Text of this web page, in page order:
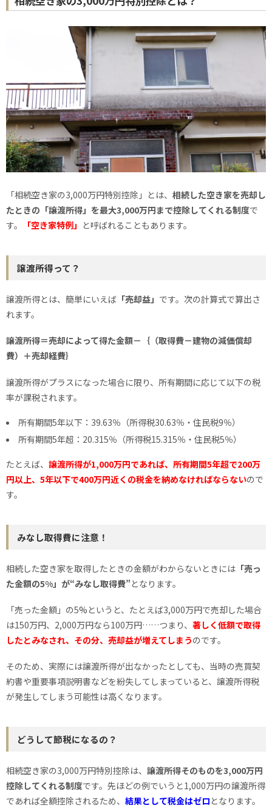
「相続空き家の3,000万円特別控除」とは、 相続した空き家を売却し
たときの「譲渡所得」を最大3,000万円まで控除してくれる制度で
す。
「空き家特例」 と呼ばれることもあります。
譲渡所得って？
譲渡所得とは、簡単にいえば 「売却益」 です。次の計算式で算出さ
れます。
譲渡所得＝売却によって得た金額－｛（取得費－建物の減価償却
費）＋売却経費｝
譲渡所得がプラスになった場合に限り、所有期間に応じて以下の税
率が課税されます。
所有期間5年以下：39.63％（所得税30.63％・住民税9％）
所有期間5年超：20.315％（所得税15.315％・住民税5％）
たとえば、 譲渡所得が1,000万円であれば、所有期間5年超で200万
円以上、5年以下で400万円近くの税金を納めなければならないので
す。
みなし取得費に注意！
相続した空き家を取得したときの金額がわからないときには 「売っ
た金額の5%」が“みなし取得費”となります。
「売った金額」の5%というと、たとえば3,000万円で売却した場合
は150万円、2,000万円なら100万円……つまり、 著しく低額で取得
したとみなされ、その分、売却益が増えてしまうのです。
そのため、実際には譲渡所得が出なかったとしても、当時の売買契
約書や重要事項説明書などを紛失してしまっていると、譲渡所得税
が発生してしまう可能性は高くなります。
どうして節税になるの？
相続空き家の3,000万円特別控除は、 譲渡所得そのものを3,000万円
控除してくれる制度です。先ほどの例でいうと1,000万円の譲渡所得
であれば全額控除されるため、 結果として税金はゼロ となります。